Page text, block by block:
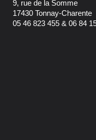
9, rue de la Somme
17430 Tonnay-Charente
05 46 823 455 & 06 84